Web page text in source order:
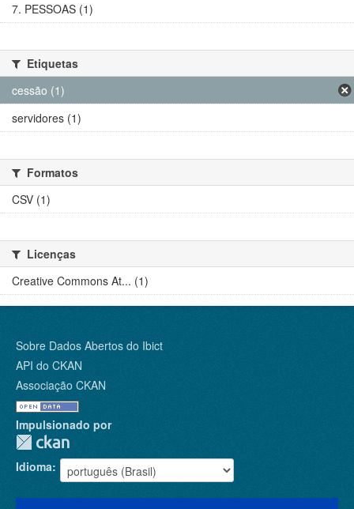
7. PESSOAS (1)
Etiquetas
cessão (1)
servidores (1)
Formatos
CSV (1)
Licenças
Creative Commons At... (1)
Sobre Dados Abertos do Ibict
API do CKAN
Associação CKAN
Impulsionado por
Idioma